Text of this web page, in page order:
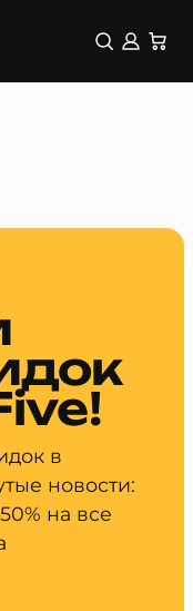
(0)
0
в
новости:
на все